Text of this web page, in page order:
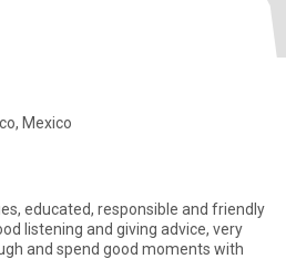
Mexico
educated, responsible and friendly
listening and giving advice, very
and spend good moments with